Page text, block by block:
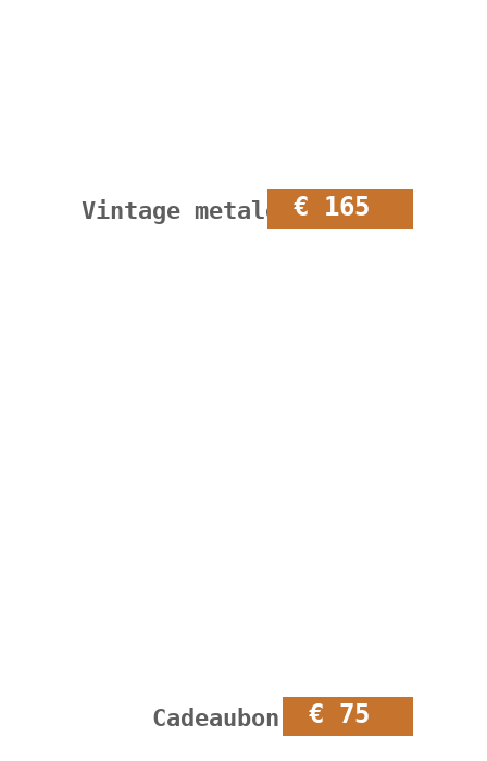
Vintage metalen kapstok
€ 165
Cadeaubon €75€ 75